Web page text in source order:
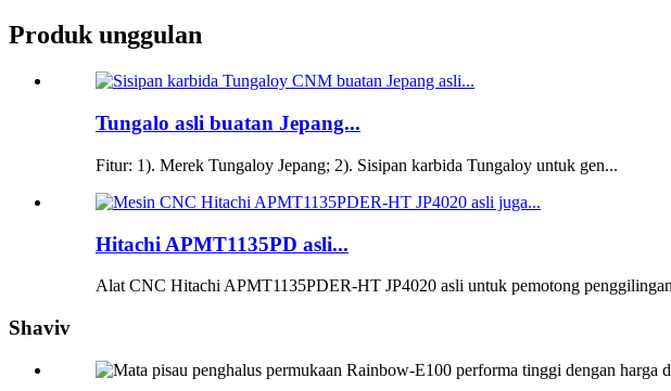
Produk unggulan
Tungalo asli buatan Jepang...
Fitur: 1). Merek Tungaloy Jepang; 2). Sisipan karbida Tungaloy untuk gen...
Hitachi APMT1135PD asli...
Alat CNC Hitachi APMT1135PDER-HT JP4020 asli untuk pemotong
Shaviv